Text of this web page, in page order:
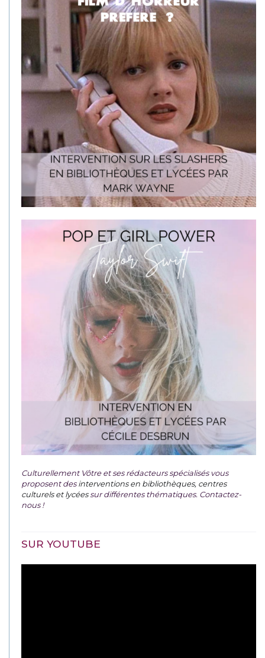
Culturellement Vôtre et ses rédacteurs spécialisés vous
proposent desinterventions en bibliothèques, centres
culturels et lycéessur différentes thématiques. Contactez-
nous !
SUR YOUTUBE